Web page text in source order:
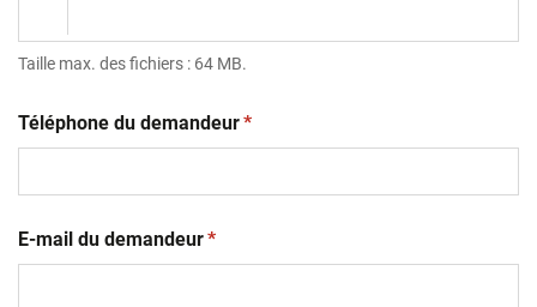
Taille max. des fichiers : 64 MB.
Téléphone du demandeur(obligatoire)
*
E-mail du demandeur(obligatoire)
*